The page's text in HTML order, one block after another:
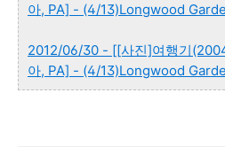
아, PA] - (4/13)Longwood
2012/06/30 - [[사진]여행기
아, PA] - (4/13)Longwood